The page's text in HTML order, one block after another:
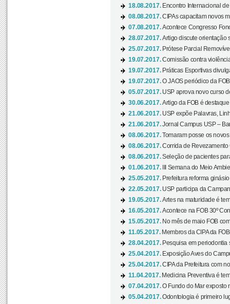
18.08.2017. Encontro Internacional
08.08.2017.CIPAs capacitam novos
07.08.2017.Acontece Congresso
28.07.2017.Artigo discute orientação
25.07.2017. Prótese Parcial
19.07.2017.Comissão contra
19.07.2017. Práticas Esportivas
19.07.2017.O JAOS periódico da
05.07.2017. USP aprova novo curso
30.06.2017.Artigo da FOB é
21.06.2017. USP expõe Palavras,
21.06.2017.Jornal Campus USP –
08.06.2017.Tomaram posse os
08.06.2017.Corrida de Revezamento
08.06.2017.Seleção de pacientes
01.06.2017.
III Semana do Meio
25.05.2017. Prefeitura reforma
22.05.2017. USP participa da
19.05.2017.Artes na maturidade é
16.05.2017.Acontece na FOB 30º
15.05.2017. No mês de maio FOB
11.05.2017. Membros da CIPA da
28.04.2017. Pesquisa em periodontia
25.04.2017. Exposição Aves do
25.04.2017.CIPA da Prefeitura com
11.04.2017. Medicina Preventiva é
07.04.2017.O Fundo do Mar exposto
05.04.2017.Odontologia é primeiro